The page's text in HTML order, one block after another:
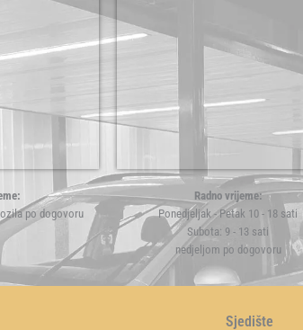
po dogovoru
Radno vrijeme:
Ponedjeljak - Petak 10 - 18 sati
Subota: 9 - 13 sati
nedjeljom po dogovoru
Sjedište